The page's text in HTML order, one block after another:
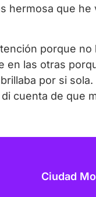
hermosa que
porque
en las otras
por si
cuenta de que
Ciudad